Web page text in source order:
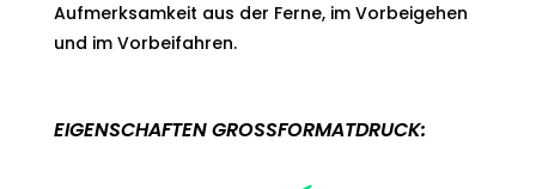
Aufmerksamkeit aus der Ferne, im Vorbeigehen
und im Vorbeifahren.
EIGENSCHAFTEN GROSSFORMATDRUCK: